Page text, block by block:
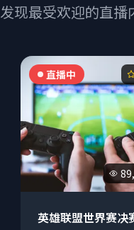
发现最受欢迎的直
直播中
英雄联盟世界赛决